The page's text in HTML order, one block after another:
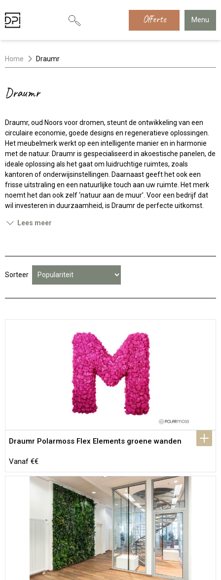
Offerte Menu
Home Draumr
Draumr
Draumr, oud Noors voor dromen, steunt de ontwikkeling van een
circulaire economie, goede designs en regeneratieve oplossingen.
Het meubelmerk werkt op een intelligente manier en in harmonie
met de natuur. Draumr is gespecialiseerd in akoestische panelen, de
ideale oplossing als het gaat om luidruchtige ruimtes, zoals
kantoren of onderwijsinstellingen. Daarnaast geeft het ook een
frisse uitstraling en een natuurlijke touch aan uw ruimte. Het merk
noemt het dan ook zelf ‘natuur aan de muur’. Voor een bedrijf dat
wil investeren in duurzaamheid, is Draumr de perfecte uitkomst.
Lees meer
Sorteer
Draumr Polarmoss Flex Elements groene wanden
Vanaf €€